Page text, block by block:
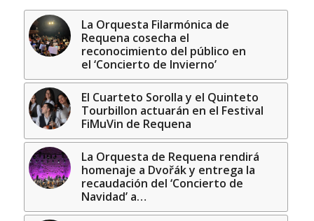
La Orquesta Filarmónica de
Requena cosecha el
reconocimiento del público en
el ‘Concierto de Invierno’
El Cuarteto Sorolla y el Quinteto
Tourbillon actuarán en el Festival
FiMuVin de Requena
La Orquesta de Requena rendirá
homenaje a Dvořák y entrega la
recaudación del ‘Concierto de
Navidad’ a…